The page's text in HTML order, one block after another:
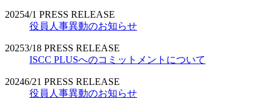
20254/1 PRESS RELEASE
役員人事異動のお知らせ
20253/18 PRESS RELEASE
ISCC PLUSへのコミットメントについて
20246/21 PRESS RELEASE
役員人事異動のお知らせ